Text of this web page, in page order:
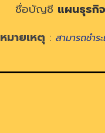
ชื่อบัญชี แผนธุรกิ
หมายเหตุ : สามารถชำ